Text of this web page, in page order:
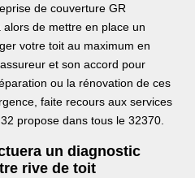
de couverture GR
de mettre en place un
votre toit au maximum en
et son accord pour
ou la rénovation de ces
faite recours aux services
propose dans tous le 32370.
un diagnostic
rive de toit